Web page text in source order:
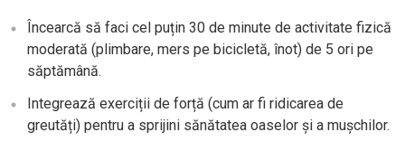
Încearcă să faci cel puțin 30 de minute de activitate fizică
moderată (plimbare, mers pe bicicletă, înot) de 5 ori pe
săptămână.
Integrează exerciții de forță (cum ar fi ridicarea de
greutăți) pentru a sprijini sănătatea oaselor și a mușchilor.